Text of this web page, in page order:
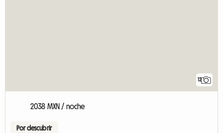
12
2038 MXN / noche
Por descubrir